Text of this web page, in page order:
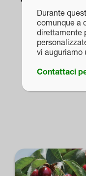
scelte
pagina
prodotto
Durante
comunque a
direttamente
vi auguriamo
Contattaci